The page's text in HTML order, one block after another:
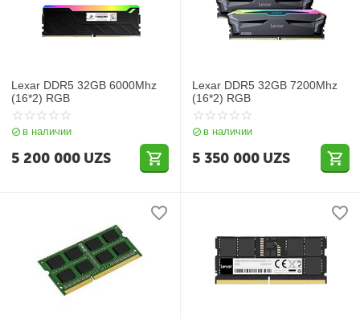
Lexar DDR5 32GB 6000Mhz
(16*2) RGB
в наличии
5 200 000 UZS
Lexar DDR5 32GB 7200Mhz
(16*2) RGB
в наличии
5 350 000 UZS